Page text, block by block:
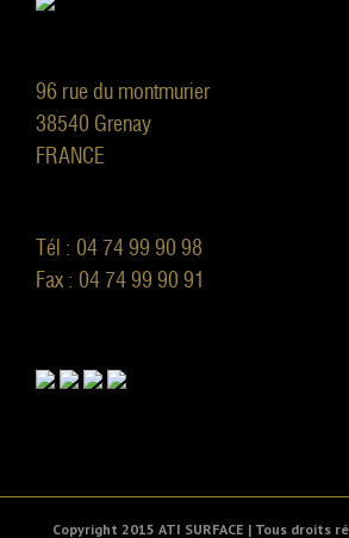
96 rue du montmurier
38540 Grenay
FRANCE
Tél : 04 74 99 90 98
Fax : 04 74 99 90 91
Copyright 2015 ATI SURFACE | Tous droits